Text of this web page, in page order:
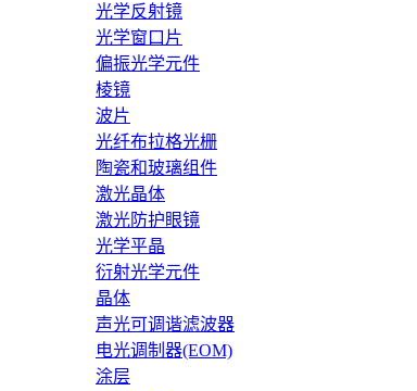
光学反射镜
光学窗口片
偏振光学元件
棱镜
波片
光纤布拉格光栅
陶瓷和玻璃组件
激光晶体
激光防护眼镜
光学平晶
衍射光学元件
晶体
声光可调谐滤波器
电光调制器(EOM)
涂层